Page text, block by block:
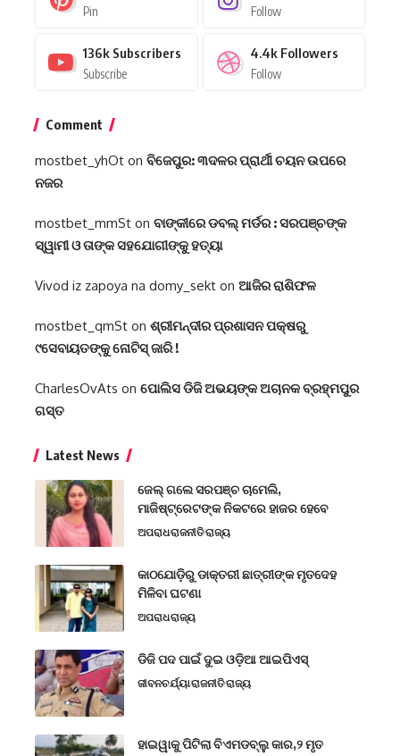
Pin Follow
136k Subscribers
Subscribe
4.4k Followers
Follow
Comment
mostbet_yhOt on ବିଜେପୁର: ୩ଦଳର ପ୍ରାର୍ଥୀ ଚୟନ ଉପରେ
ନଜର
mostbet_mmSt on ବାଙ୍କୀରେ ଡବଲ୍‌ ମର୍ଡର : ସରପଞ୍ଚଙ୍କ
ସ୍ୱାମୀ ଓ ତାଙ୍କ ସହଯୋଗୀଙ୍କୁ ହତ୍ୟା
Vivod iz zapoya na domy_sekt on ଆଜିର ରାଶିଫଳ
mostbet_qmSt on ଶ୍ରୀମନ୍ଦୀର ପ୍ରଶାସନ ପକ୍ଷରୁ
୯ସେବାୟତଙ୍କୁ ନୋଟିସ୍ ଜାରି !
CharlesOvAts on ପୋଲିସ ଡିଜି ଅଭୟଙ୍କ ଅଚାନକ ବ୍ରହ୍ମପୁର
ଗସ୍ତ
Latest News
ଜେଲ୍ ଗଲେ ସରପଞ୍ଚ ଚାମେଲି,
ମାଜିଷ୍ଟ୍ରେଟଙ୍କ ନିକଟରେ ହାଜର ହେବେ
ଅପରାଧରାଜନୀତିରାଜ୍ୟ
କାଠଯୋଡ଼ିରୁ ଡାକ୍ତରୀ ଛାତ୍ରୀଙ୍କ ମୃତଦେହ
ମିଳିବା ଘଟଣା
ଅପରାଧରାଜ୍ୟ
ଡିଜି ପଦ ପାଇଁ ଦୁଇ ଓଡ଼ିଆ ଆଇପିଏସ୍
ଜୀବନଚର୍ଯ୍ୟାରାଜନୀତିରାଜ୍ୟ
ହାଇୱାକୁ ପିଟିଲା ବିଏମଡବ୍ଲୁ କାର,୨ ମୃତ